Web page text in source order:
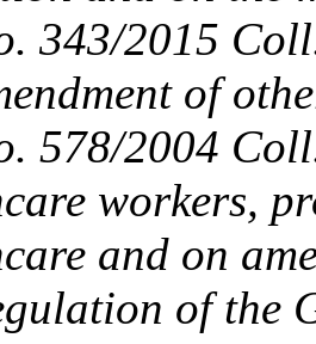
343/2015
of
578/2004
workers,
and on
of the